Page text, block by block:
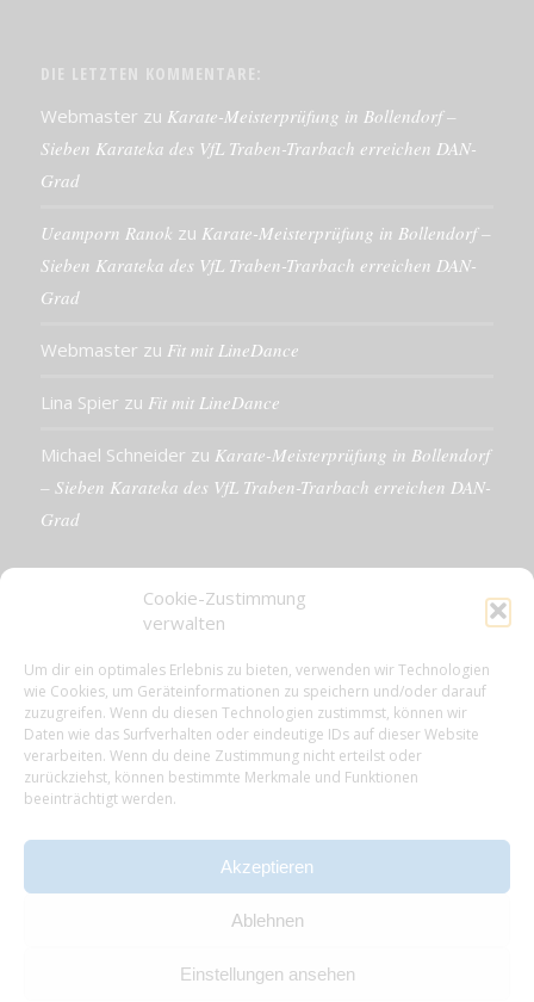
Cookie-Zustimmung
verwalten
Um dir ein optimales Erlebnis zu bieten, verwenden wir Technologien
wie Cookies, um Geräteinformationen zu speichern und/oder darauf
zuzugreifen. Wenn du diesen Technologien zustimmst, können wir
Daten wie das Surfverhalten oder eindeutige IDs auf dieser Website
verarbeiten. Wenn du deine Zustimmung nicht erteilst oder
zurückziehst, können bestimmte Merkmale und Funktionen
beeinträchtigt werden.
Akzeptieren
Ablehnen
Einstellungen ansehen
DIE LETZTEN KOMMENTARE:
Webmaster zu Karate-Meisterprüfung in Bollendorf –
Sieben Karateka des VfL Traben-Trarbach erreichen DAN-
Grad
Ueamporn Ranok zu Karate-Meisterprüfung in Bollendorf –
Sieben Karateka des VfL Traben-Trarbach erreichen DAN-
Grad
Webmaster zu Fit mit LineDance
Lina Spier zu Fit mit LineDance
Michael Schneider zu Karate-Meisterprüfung in Bollendorf
– Sieben Karateka des VfL Traben-Trarbach erreichen DAN-
Grad
KONTAKTDETAILS
VfL 1861 e.V. Traben-Trarbach
Neue Rathausstr. 18
56841 Traben-Trarbach
E-Mail: info@vfl-traben-trarbach.de